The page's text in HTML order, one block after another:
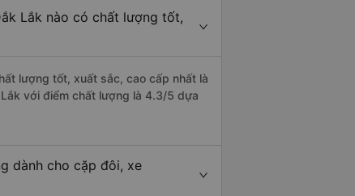
Lắk nào có chất lượng tốt,
lượng tốt, xuất sắc, cao cấp nhất là
với điểm chất lượng là 4.3/5 dựa
dành cho cặp đôi, xe